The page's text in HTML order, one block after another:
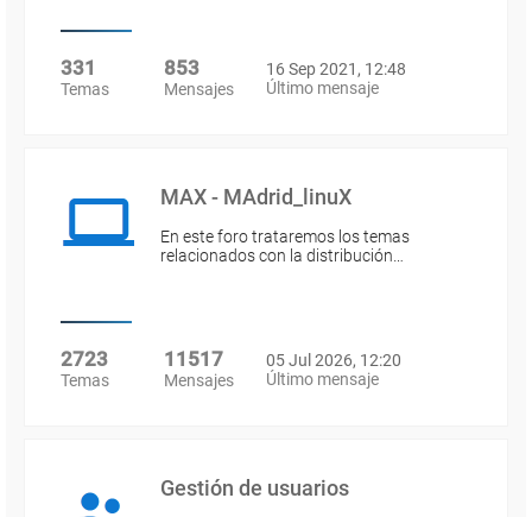
331
Temas
853
Mensajes
16 Sep 2021, 12:48
Último mensaje
MAX - MAdrid_linuX
En este foro trataremos los temas
relacionados con la distribución…
2723
Temas
11517
Mensajes
05 Jul 2026, 12:20
Último mensaje
Gestión de usuarios